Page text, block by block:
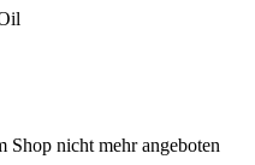
Shop nicht mehr angeboten